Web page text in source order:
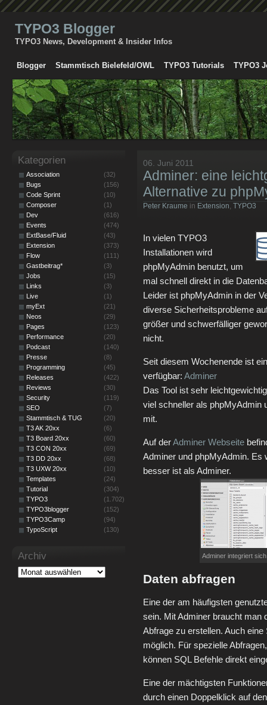
TYPO3 Blogger
TYPO3 News, Development & Insider Infos
Blogger Stammtisch Bielefeld/OWL TYPO3 Tutorials TYPO3
06. Juni 2011
Adminer: eine
Alternative zu
Peter Kraume in Extension, TYPO3
In vielen TYPO3
Installationen wird
phpMyAdmin benutzt, um
mal schnell direkt in die
Leider ist phpMyAdmin in der
diverse Sicherheitsprobleme
größer und schwerfälliger
nicht.
Seit diesem Wochenende ist
verfügbar: Adminer
Das Tool ist sehr
viel schneller als phpMyAdmin
mit.
Auf derAdminer Webseite
Adminer und phpMyAdmin. Es
besser ist als Adminer.
Adminer integriert
Daten abfragen
Eine der am häufigsten
sein. Mit Adminer braucht man
Abfrage zu erstellen. Auch
möglich. Für spezielle
können SQL Befehle direkt
Eine der mächtigsten
durch einen Doppelklick auf
Kategorien
Association
(32)
Bugs
(156)
Code Sprint
(10)
Composer
(1)
Dev
(616)
Events
(474)
ExtBase/Fluid
(43)
Extension
(373)
Flow
(111)
Gastbeitrag*
(3)
Jobs
(15)
Links
(3)
Live
(1)
myExt
(21)
Neos
(29)
Pages
(123)
Performance
(20)
Podcast
(140)
Presse
(8)
Programming
(45)
Releases
(422)
Reviews
(30)
Security
(119)
SEO
(7)
Stammtisch & TUG
(20)
T3 AK 20xx
(6)
T3 Board 20xx
(60)
T3 CON 20xx
(69)
T3 DD 20xx
(68)
T3 UXW 20xx
(10)
Templates
(24)
Tutorial
(304)
TYPO3
(1.702)
TYPO3blogger
(152)
TYPO3Camp
(94)
TypoScript
(130)
Archiv